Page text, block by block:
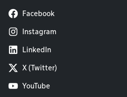
Facebook
Instagram
LinkedIn
X (Twitter)
YouTube